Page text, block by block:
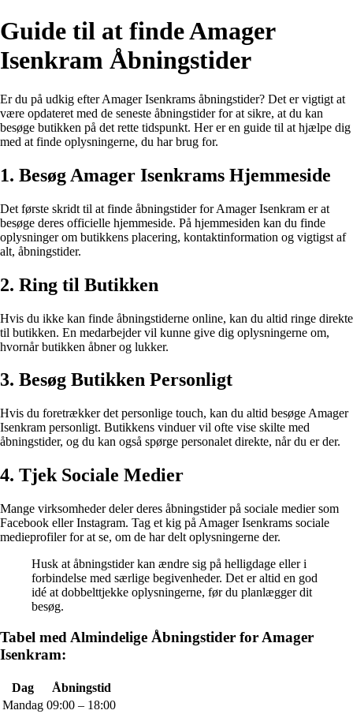
Guide til at finde Amager
Isenkram Åbningstider
Er du på udkig efter Amager Isenkrams åbningstider? Det er vigtigt at
være opdateret med de seneste åbningstider for at sikre, at du kan
besøge butikken på det rette tidspunkt. Her er en guide til at hjælpe dig
med at finde oplysningerne, du har brug for.
1. Besøg Amager Isenkrams Hjemmeside
Det første skridt til at finde åbningstider for Amager Isenkram er at
besøge deres officielle hjemmeside. På hjemmesiden kan du finde
oplysninger om butikkens placering, kontaktinformation og vigtigst af
alt, åbningstider.
2. Ring til Butikken
Hvis du ikke kan finde åbningstiderne online, kan du altid ringe direkte
til butikken. En medarbejder vil kunne give dig oplysningerne om,
hvornår butikken åbner og lukker.
3. Besøg Butikken Personligt
Hvis du foretrækker det personlige touch, kan du altid besøge Amager
Isenkram personligt. Butikkens vinduer vil ofte vise skilte med
åbningstider, og du kan også spørge personalet direkte, når du er der.
4. Tjek Sociale Medier
Mange virksomheder deler deres åbningstider på sociale medier som
Facebook eller Instagram. Tag et kig på Amager Isenkrams sociale
medieprofiler for at se, om de har delt oplysningerne der.
Husk at åbningstider kan ændre sig på helligdage eller i
forbindelse med særlige begivenheder. Det er altid en god
idé at dobbelttjekke oplysningerne, før du planlægger dit
besøg.
Tabel med Almindelige Åbningstider for Amager
Isenkram:
Dag
Åbningstid
Mandag 09:00 – 18:00